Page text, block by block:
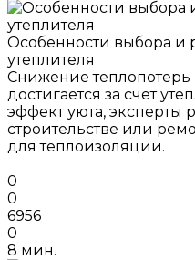
Особенности выбора и
утеплителя
Снижение
достигается за счет
эффект уюта, эксперты
строительстве или
для теплоизоляции.
0
0
6956
0
8 мин.